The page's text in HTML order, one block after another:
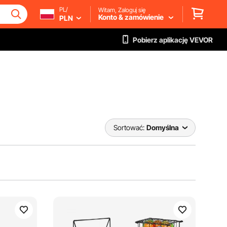
PL/
PLN
Witam, Zaloguj się
Konto & zamówienie
Pobierz aplikację VEVOR
Sortować: Domyślna